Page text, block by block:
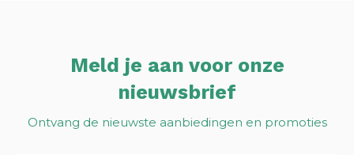
Meld je aan voor onze
nieuwsbrief
Ontvang de nieuwste aanbiedingen en promoties